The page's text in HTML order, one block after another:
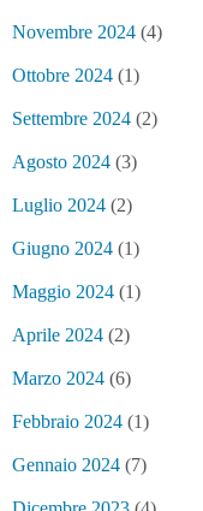
Novembre 2024 (4)
Ottobre 2024 (1)
Settembre 2024 (2)
Agosto 2024 (3)
Luglio 2024 (2)
Giugno 2024 (1)
Maggio 2024 (1)
Aprile 2024 (2)
Marzo 2024 (6)
Febbraio 2024 (1)
Gennaio 2024 (7)